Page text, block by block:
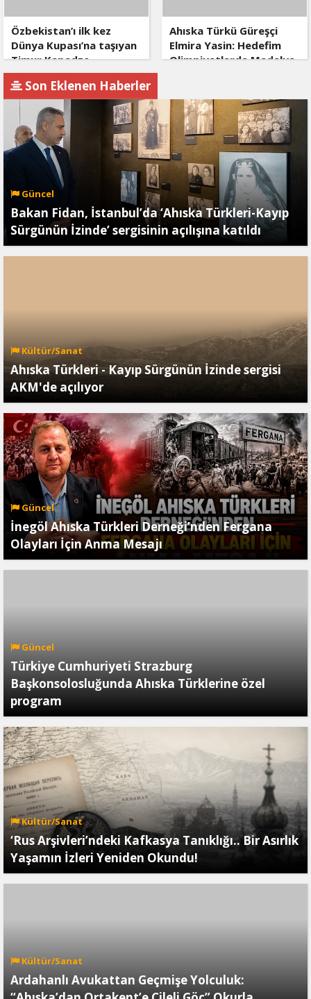
Özbekistan’ı ilk kez
Dünya Kupası’na taşıyan
Timur Kapadze,
Dünyanın En İyi Teknik
Direktörleri arasında
Ahıska Türkü Güreşçi
Elmira Yasin: Hedefim
Olimpiyatlarda Madalya
Son Eklenen Haberler
Güncel
Bakan Fidan, İstanbul’da ‘Ahıska Türkleri-Kayıp
Sürgünün İzinde’ sergisinin açılışına katıldı
Kültür/Sanat
Ahıska Türkleri - Kayıp Sürgünün İzinde sergisi
AKM'de açılıyor
Güncel
İnegöl Ahıska Türkleri Derneği’nden Fergana
Olayları İçin Anma Mesajı
Güncel
Türkiye Cumhuriyeti Strazburg
Başkonsolosluğunda Ahıska Türklerine özel
program
Kültür/Sanat
‘Rus Arşivleri’ndeki Kafkasya Tanıklığı.. Bir Asırlık
Yaşamın İzleri Yeniden Okundu!
Kültür/Sanat
Ardahanlı Avukattan Geçmişe Yolculuk: